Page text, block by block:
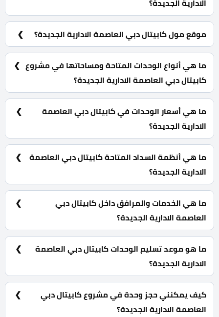
الادارية الجديدة؟
شركة دبي للتطوير والاستثمار العقاري Dubai
Developments.
موقع مول كابيتال دبي العاصمة الادارية الجديدة؟
كابيتال دبي مول العاصمة الادارية الجديدة يقع في الحي
السكني السابع R7 في القطعة رقم 1.
ما هي أنواع الوحدات المتاحة ومساحاتها في مشروع
كابيتال دبي العاصمة الادارية الجديدة؟
محلات تجارية بمساحات تبدأ من 85 متر مربع.
ما هي أسعار الوحدات في كابيتال دبي العاصمة
الادارية الجديدة؟
تبدأ الأسعار من 13,979,449 جنية.
ما هي أنظمة السداد المتاحة كابيتال دبي العاصمة
الادارية الجديدة؟
10% مقدم حجز و أيضا تقسيط الباقي على 7 سنوات
بالتساوي وبدون فوائد سنوية.
ما هي الخدمات والمرافق داخل كابيتال دبي
العاصمة الادارية الجديدة؟
جراج، ماكينات صرف الي، عمال نظافة، قاعات للاجتماعات.
ما هو موعد تسليم الوحدات كابيتال دبي العاصمة
الادارية الجديدة؟
سيتم استلام المشروع خلال سنة.
كيف يمكنني حجز وحدة في مشروع كابيتال دبي
العاصمة الادارية الجديدة؟